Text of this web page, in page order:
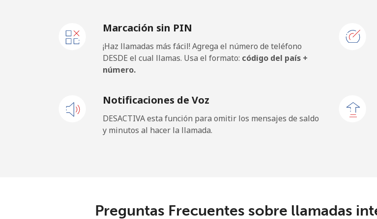
Celular
Malaysia
Celular
Maldives
Mali
Marcación sin PIN
¡Haz llamadas más fácil! Agrega el número de teléfono
DESDE el cual llamas. Usa el formato: código del país +
número.
Notificaciones de Voz
DESACTIVA esta función para omitir los mensajes de saldo
y minutos al hacer la llamada.
Preguntas Frecuentes sobre llamadas